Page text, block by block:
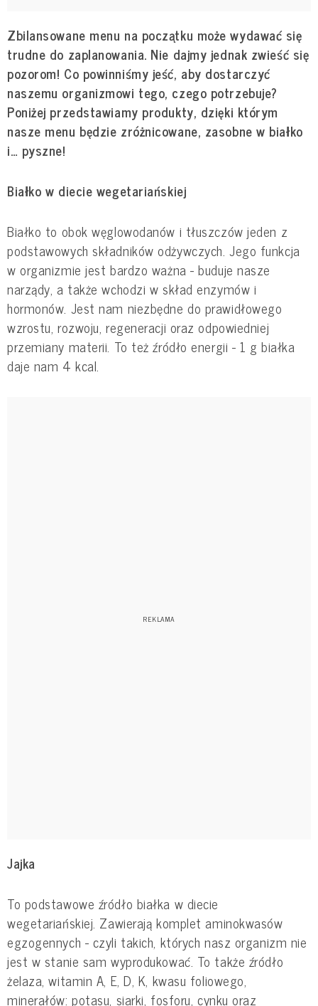
Zbilansowane menu na początku może wydawać się
trudne do zaplanowania. Nie dajmy jednak zwieść się
pozorom! Co powinniśmy jeść, aby dostarczyć
naszemu organizmowi tego, czego potrzebuje?
Poniżej przedstawiamy produkty, dzięki którym
nasze menu będzie zróżnicowane, zasobne w białko
i… pyszne!
Białko w diecie wegetariańskiej
Białko to obok węglowodanów i tłuszczów jeden z
podstawowych składników odżywczych. Jego funkcja
w organizmie jest bardzo ważna - buduje nasze
narządy, a także wchodzi w skład enzymów i
hormonów. Jest nam niezbędne do prawidłowego
wzrostu, rozwoju, regeneracji oraz odpowiedniej
przemiany materii. To też źródło energii - 1 g białka
daje nam 4 kcal.
Jajka
To podstawowe źródło białka w diecie
wegetariańskiej. Zawierają komplet aminokwasów
egzogennych - czyli takich, których nasz organizm nie
jest w stanie sam wyprodukować. To także źródło
żelaza, witamin A, E, D, K, kwasu foliowego,
minerałów: potasu, siarki, fosforu, cynku oraz